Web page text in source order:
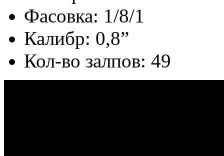
Фасовка: 1/8/1
Калибр: 0,8”
Кол-во залпов: 49